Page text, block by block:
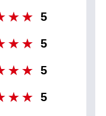
5
5
5
5